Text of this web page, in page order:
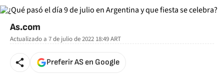
As.com
Actualizado a 7 de julio de 2022 18:49ART
Preferir AS en Google